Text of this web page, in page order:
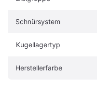
Schnürsystem
Kugellagertyp
Herstellerfarbe